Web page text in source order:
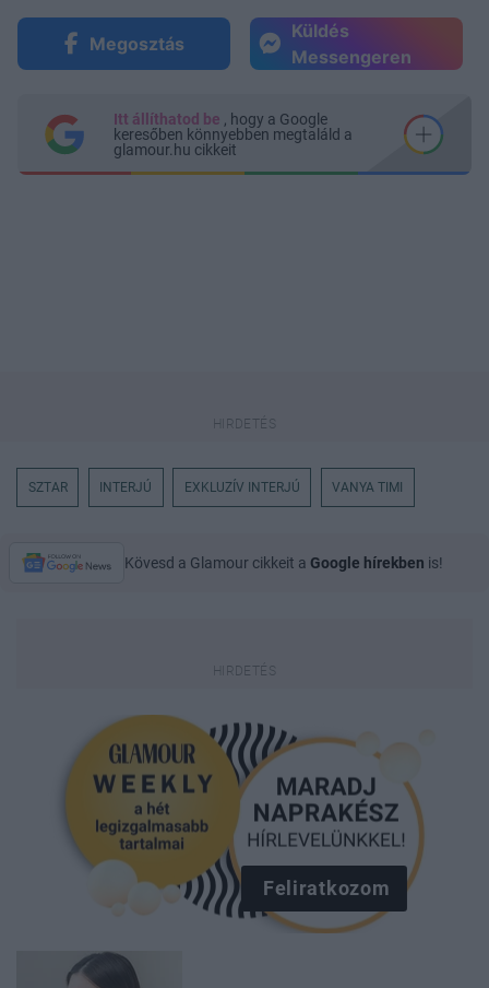
Megosztás
Küldés
Messengeren
Itt állíthatod be , hogy a Google
keresőben könnyebben megtaláld a
glamour.hu cikkeit
SZTAR INTERJÚ EXKLUZÍV INTERJÚ VANYA TIMI
Kövesd a Glamour cikkeit a Google hírekben is!
Feliratkozom